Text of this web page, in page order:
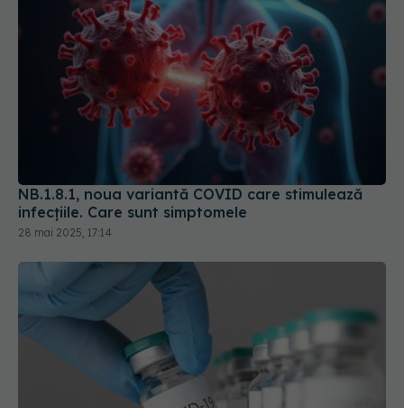
NB.1.8.1, noua variantă COVID care stimulează
infecțiile. Care sunt simptomele